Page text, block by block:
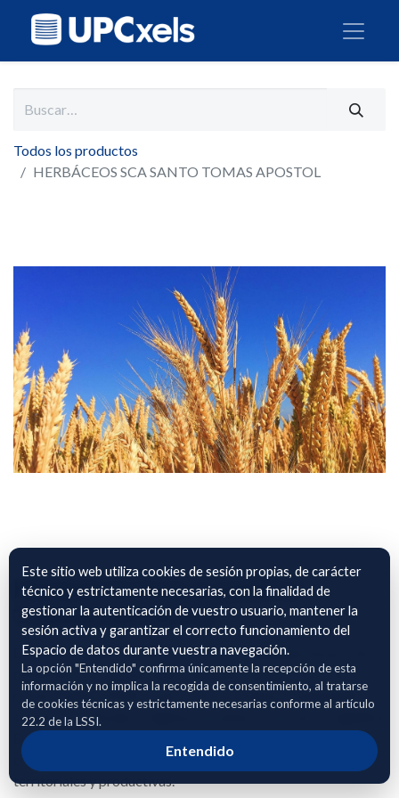
Todos los productos
HERBÁCEOS SCA SANTO TOMAS APOSTOL
HERBÁCEOS SCA SANTO
TOMAS APOSTOL
El archivo adjunto incluye información detallada de parcelas
de herbáceos, identificadas mediante polígono, parcela y
recinto según SIGPAC, junto con su localización geográfica,
superficie cultivada y régimen de tenencia (secano o regadío).
Estos datos permiten una adecuada caracterización del
cultivo y facilitan su análisis en relación con variables
territoriales y productivas.
Este sitio web utiliza cookies de sesión propias, de carácter
técnico y estrictamente necesarias, con la finalidad de
gestionar la autenticación de vuestro usuario, mantener la
sesión activa y garantizar el correcto funcionamiento del
Espacio de datos durante vuestra navegación.
La opción "Entendido" confirma únicamente la recepción de esta
información y no implica la recogida de consentimiento, al tratarse
de cookies técnicas y estrictamente necesarias conforme al artículo
22.2 de la LSSI.
Entendido